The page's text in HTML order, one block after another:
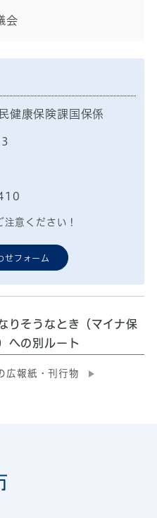
会
健康保険課国保係
意ください！
せフォーム
りそうなとき（マイナ保
への別ルート
広報紙・刊行物